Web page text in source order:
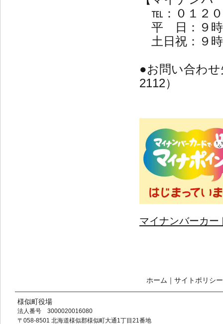
℡：０１２０
平 日：９時
土日祝：９
●お問い合わ
2112）
マイナンバーカ
ホーム ｜ サイトポリシー
様似町役場
法人番号 3000020016080
〒058-8501 北海道様似郡様似町大通1丁目21番地